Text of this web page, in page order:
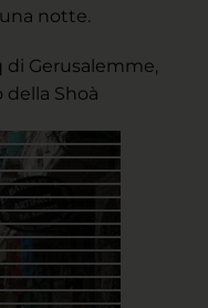
notte.
di Gerusalemme,
della Shoà